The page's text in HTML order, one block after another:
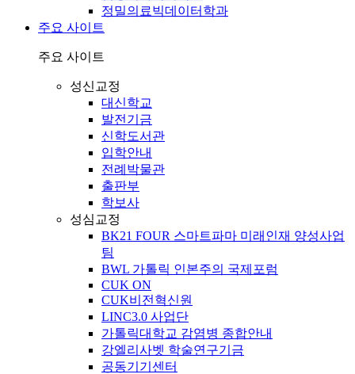
정밀의료빅데이터학과
주요 사이트
주요 사이트
성신교정
대신학교
발전기금
신학도서관
입학안내
전례박물관
출판부
학보사
성심교정
BK21 FOUR 스마트파마 미래인재 양성사업
팀
BWL 가톨릭 인본주의 국제포럼
CUK ON
CUK비전혁신원
LINC3.0 사업단
가톨릭대학교 감염병 종합안내
강엘리사벳 학술연구기금
공동기기센터